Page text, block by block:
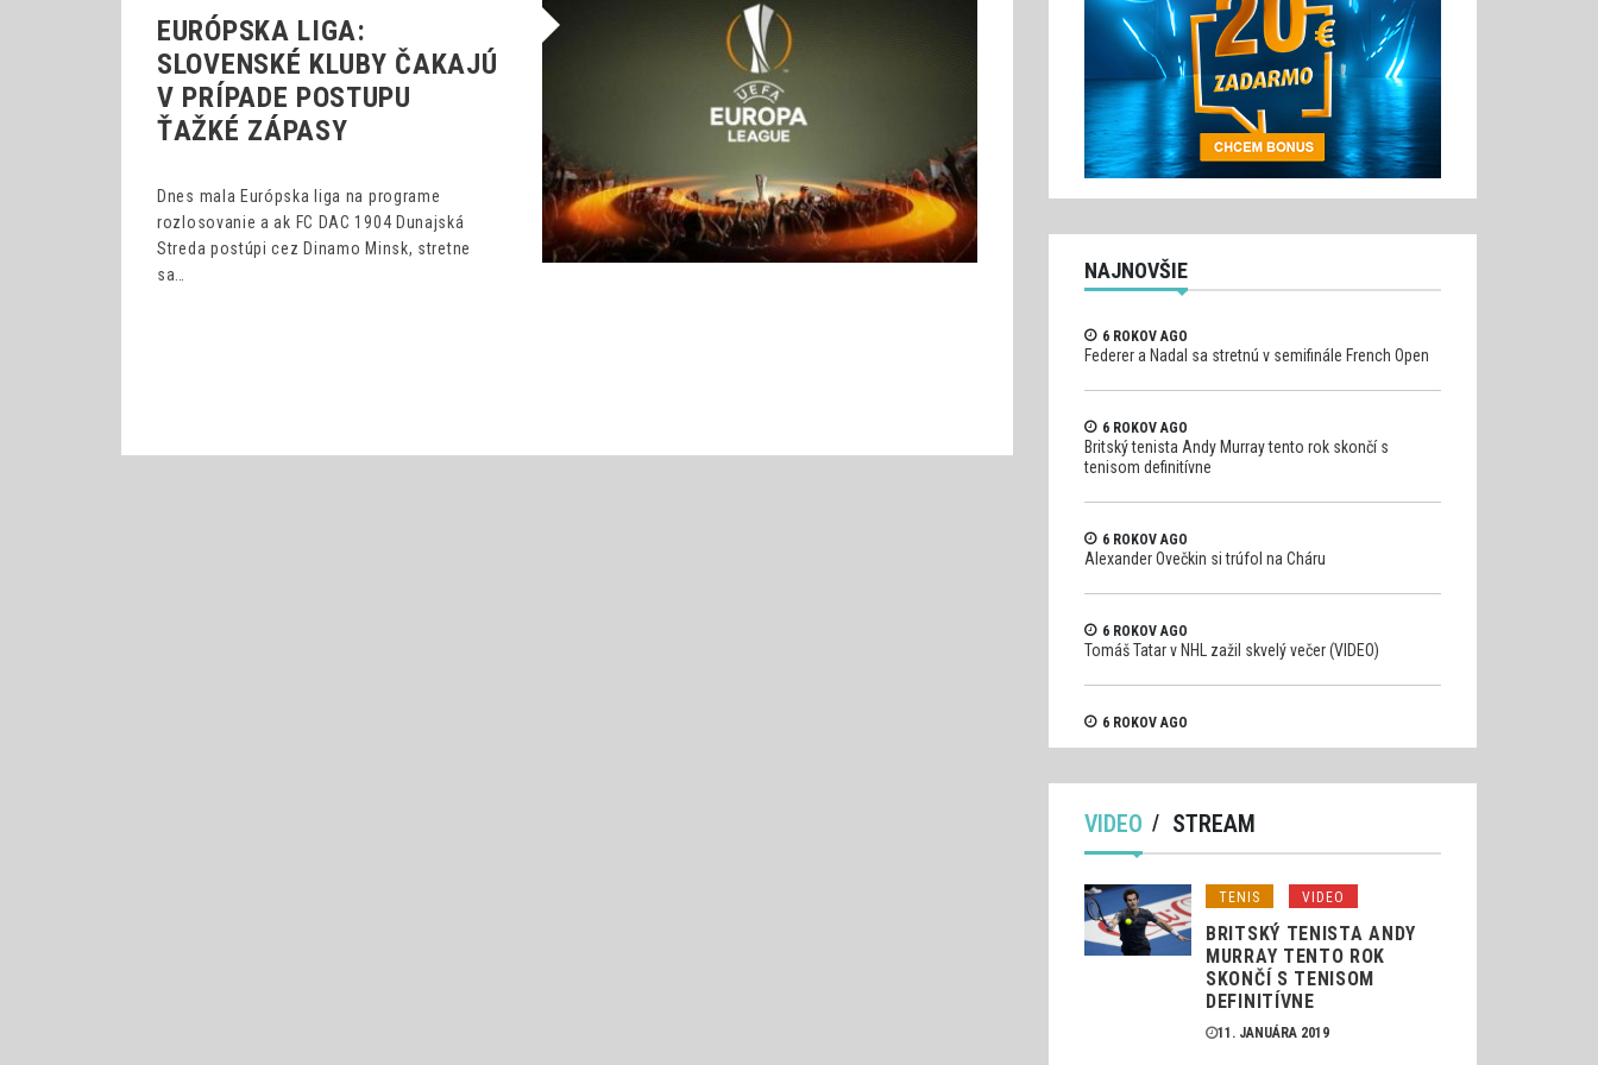
EURÓPSKA LIGA:
SLOVENSKÉ KLUBY ČAKAJÚ
V PRÍPADE POSTUPU
ŤAŽKÉ ZÁPASY
Dnes mala Európska liga na programe
rozlosovanie a ak FC DAC 1904 Dunajská
Streda postúpi cez Dinamo Minsk, stretne
sa…
NAJNOVŠIE
6 ROKOV AGO
Federer a Nadal sa stretnú v semifinále French Open
6 ROKOV AGO
Britský tenista Andy Murray tento rok skončí s
tenisom definitívne
6 ROKOV AGO
Alexander Ovečkin si trúfol na Cháru
6 ROKOV AGO
Tomáš Tatar v NHL zažil skvelý večer (VIDEO)
6 ROKOV AGO
VIDEO STREAM
TENIS VIDEO
BRITSKÝ TENISTA ANDY
MURRAY TENTO ROK
SKONČÍ S TENISOM
DEFINITÍVNE
11. JANUÁRA 2019